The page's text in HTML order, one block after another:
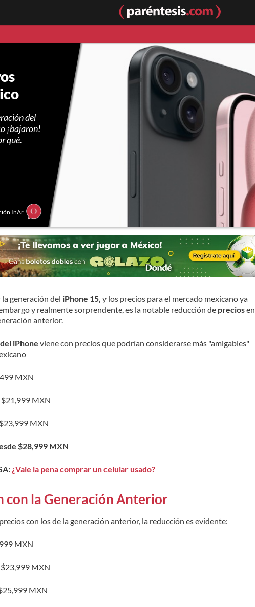
del
¡bajaron!
qué.
InAr
generación del iPhone 15, y los precios para el mercado mexicano ya
y realmente sorprendente, es la notable reducción de preciosen
anterior.
iPhone viene con precios que podrían considerarse más "amigables"
MXN
$21,999 MXN
MXN
$28,999 MXN
¿Vale la pena comprar un celular usado?
con la Generación Anterior
con los de la generación anterior, la reducción es evidente:
MXN
MXN
MXN